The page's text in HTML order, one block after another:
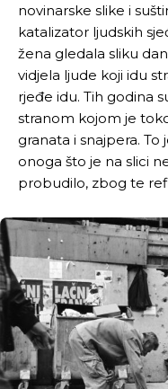
Pusti
Pusti
novinarske slike i
katalizator ljudskih
žena gledala sliku
vidjela ljude koji idu
rjeđe idu. Tih godina
stranom kojom je
granata i snajpera.
onoga što je na slici
probudilo, zbog te